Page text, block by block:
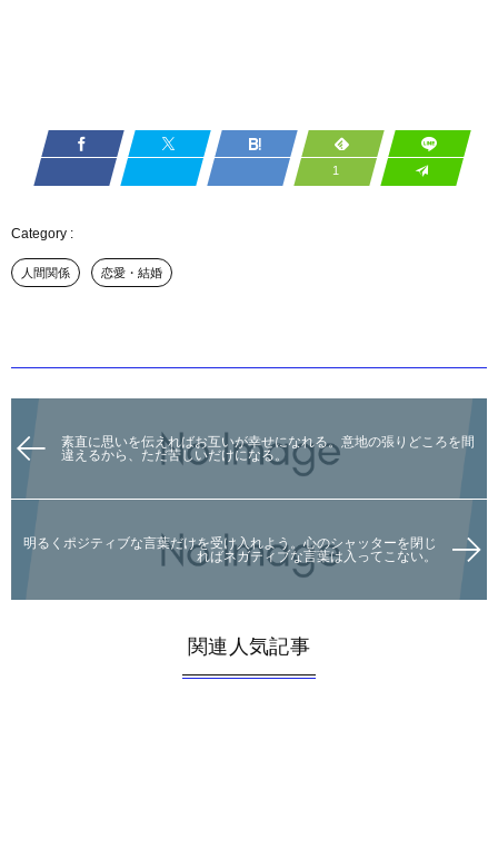
1
人間関係 恋愛・結婚
素直に思いを伝えればお互いが幸せになれる。意地の張りどころを間
違えるから、ただ苦しいだけになる。
明るくポジティブな言葉だけを受け入れよう。心のシャッターを閉じ
ればネガティブな言葉は入ってこない。
関連人気記事